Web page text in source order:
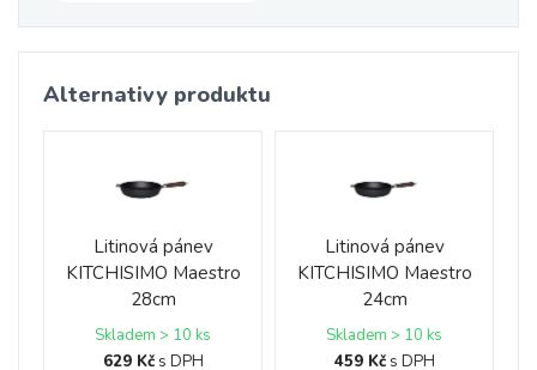
Alternativy produktu
Litinová pánev
KITCHISIMO Maestro
28cm
Skladem > 10 ks
629 Kčs DPH
Litinová pánev
KITCHISIMO Maestro
24cm
Skladem > 10 ks
459 Kčs DPH